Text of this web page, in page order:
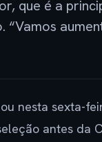
que é a
nesta sexta-
antes da